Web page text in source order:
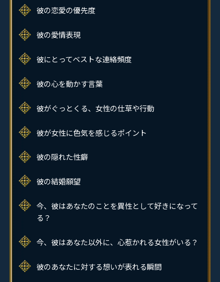
彼の恋愛の優先度
彼の愛情表現
彼にとってベストな連絡頻度
彼の心を動かす言葉
彼がぐっとくる、女性の仕草や行動
彼が女性に色気を感じるポイント
彼の隠れた性癖
彼の結婚願望
今、彼はあなたのことを異性として好きになって
る？
今、彼はあなた以外に、心惹かれる女性がいる？
彼のあなたに対する想いが表れる瞬間